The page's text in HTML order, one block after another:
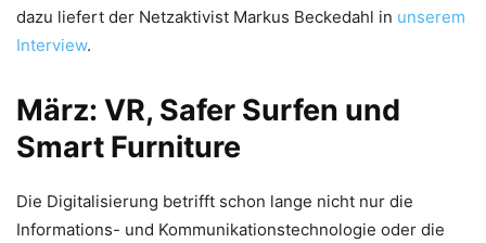
dazu liefert der Netzaktivist Markus Beckedahl in unserem
Interview.
März: VR, Safer Surfen und
Smart Furniture
Die Digitalisierung betrifft schon lange nicht nur die
Informations- und Kommunikationstechnologie oder die